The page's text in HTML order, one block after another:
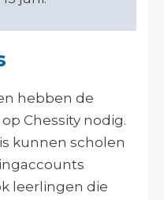
hebben de
Chessity nodig.
kunnen scholen
leerlingen die